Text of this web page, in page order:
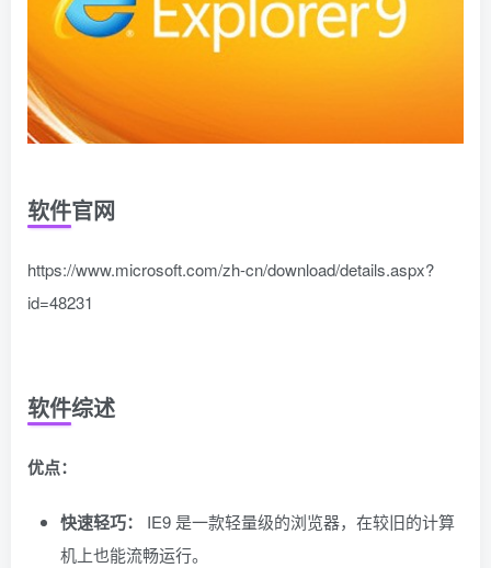
软件官网
https://www.microsoft.com/zh-cn/download/details.aspx?
id=48231
软件综述
优点：
快速轻巧：
IE9 是一款轻量级的浏览器，在较旧的计算
机上也能流畅运行。